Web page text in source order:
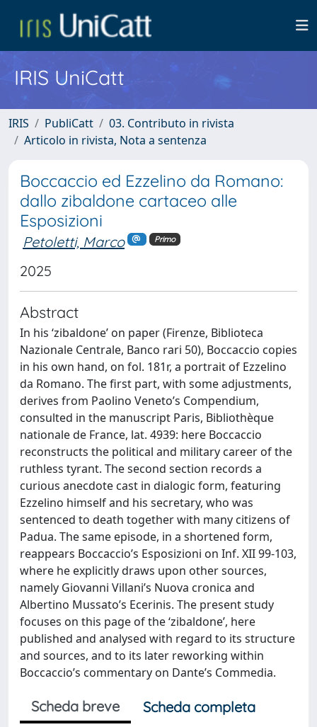
IRIS UniCatt
IRIS PubliCatt
03. Contributo in rivista
Articolo in rivista, Nota a sentenza
Boccaccio ed Ezzelino da Romano:
dallo zibaldone cartaceo alle
Esposizioni
Petoletti, Marco Primo
2025
Abstract
In his ‘zibaldone’ on paper (Firenze, Biblioteca
Nazionale Centrale, Banco rari 50), Boccaccio copies
in his own hand, on fol. 181r, a portrait of Ezzelino
da Romano. The first part, with some adjustments,
derives from Paolino Veneto’s Compendium,
consulted in the manuscript Paris, Bibliothèque
nationale de France, lat. 4939: here Boccaccio
reconstructs the political and military career of the
ruthless tyrant. The second section records a
curious anecdote cast in dialogic form, featuring
Ezzelino himself and his secretary, who was
sentenced to death together with many citizens of
Padua. The same episode, in a shortened form,
reappears Boccaccio’s Esposizioni on Inf. XII 99-103,
where he explicitly draws upon other sources,
namely Giovanni Villani’s Nuova cronica and
Albertino Mussato’s Ecerinis. The present study
focuses on this page of the ‘zibaldone’, here
published and analysed with regard to its structure
and sources, and to its later reworking within
Boccaccio’s commentary on Dante’s Commedia.
Scheda breve
Scheda completa